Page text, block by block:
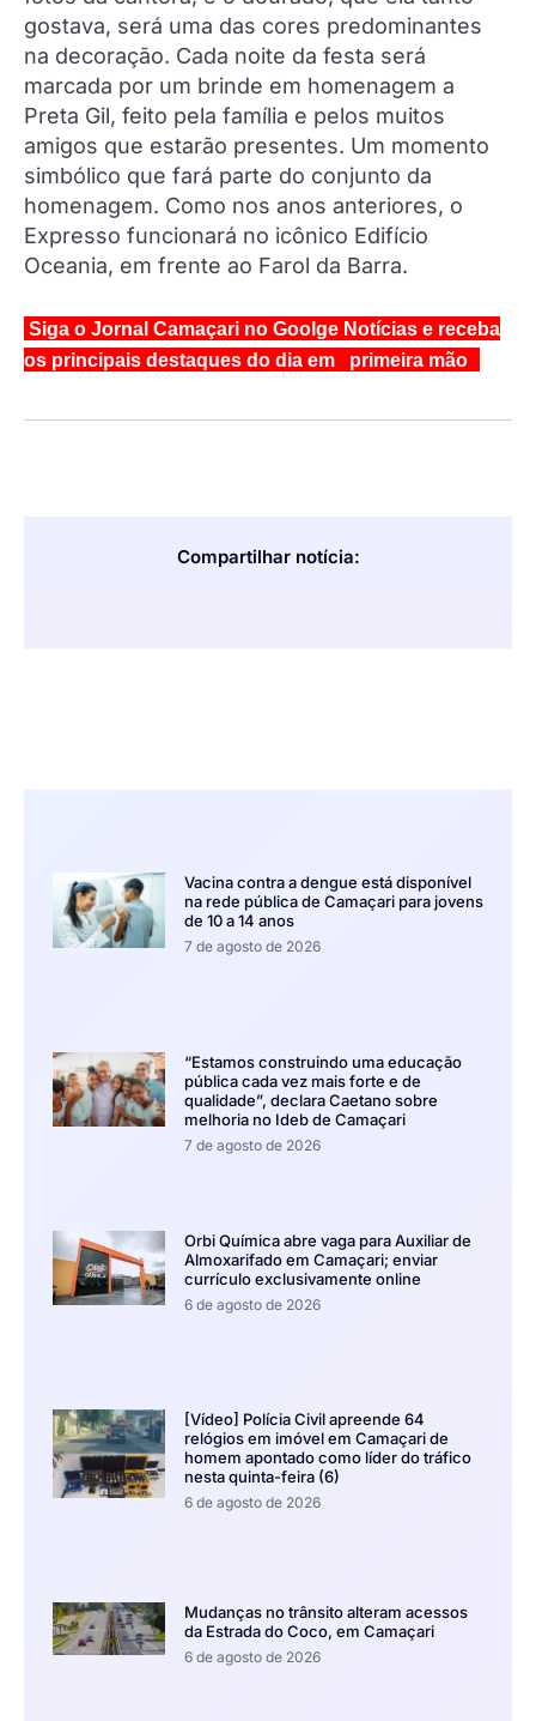
gostava, será uma das cores predominantes
na decoração. Cada noite da festa será
marcada por um brinde em homenagem a
Preta Gil, feito pela família e pelos muitos
amigos que estarão presentes. Um momento
simbólico que fará parte do conjunto da
homenagem. Como nos anos anteriores, o
Expresso funcionará no icônico Edifício
Oceania, em frente ao Farol da Barra.
Siga o Jornal Camaçari no Goolge Notícias e receba
os principais destaques do dia em primeira mão
Compartilhar notícia:
Vacina contra a dengue está disponível
na rede pública de Camaçari para jovens
de 10 a 14 anos
7 de agosto de 2026
“Estamos construindo uma educação
pública cada vez mais forte e de
qualidade”, declara Caetano sobre
melhoria no Ideb de Camaçari
7 de agosto de 2026
Orbi Química abre vaga para Auxiliar de
Almoxarifado em Camaçari; enviar
currículo exclusivamente online
6 de agosto de 2026
[Vídeo] Polícia Civil apreende 64
relógios em imóvel em Camaçari de
homem apontado como líder do tráfico
nesta quinta-feira (6)
6 de agosto de 2026
Mudanças no trânsito alteram acessos
da Estrada do Coco, em Camaçari
6 de agosto de 2026